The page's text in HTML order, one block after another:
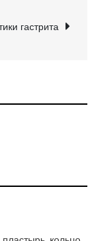
гастрита